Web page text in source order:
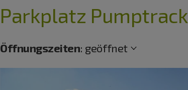
Parkplatz Pumptrack
Öffnungszeiten: geöffnet